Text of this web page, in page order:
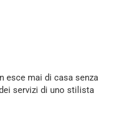
esce mai di casa senza
servizi di uno stilista